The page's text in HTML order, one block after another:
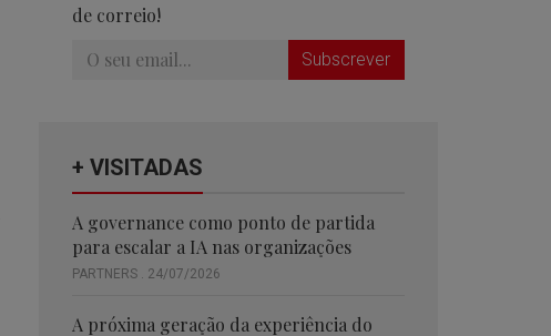
de correio!
Subscrever
+ VISITADAS
A governance como ponto de partida
para escalar a IA nas organizações
PARTNERS . 24/07/2026
A próxima geração da experiência do